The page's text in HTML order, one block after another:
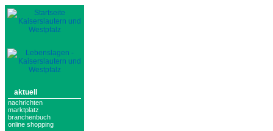
aktuell
nachrichten
marktplatz
branchenbuch
online shopping